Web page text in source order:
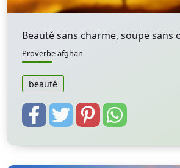
Beauté sans charme, soupe sans
Proverbe afghan
beauté